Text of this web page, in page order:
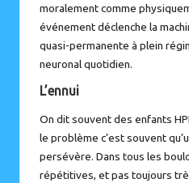
moralement comme
événement déclenche la
quasi-permanente à plein
neuronal quotidien.
L’ennui
On dit souvent des enfants HPI
le problème c’est souvent
persévère. Dans tous les
répétitives, et pas toujours